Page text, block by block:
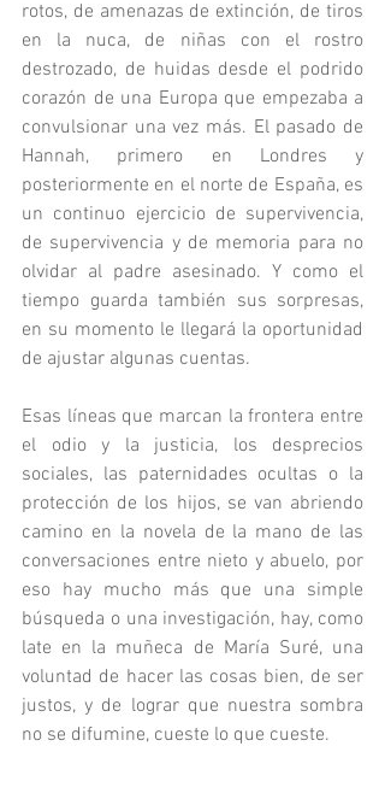
rotos, de amenazas de extinción, de tiros
en la nuca, de niñas con el rostro
destrozado, de huidas desde el podrido
corazón de una Europa que empezaba a
convulsionar una vez más. El pasado de
Hannah, primero en Londres y
posteriormente en el norte de España, es
un continuo ejercicio de supervivencia,
de supervivencia y de memoria para no
olvidar al padre asesinado. Y como el
tiempo guarda también sus sorpresas,
en su momento le llegará la oportunidad
de ajustar algunas cuentas.
Esas líneas que marcan la frontera entre
el odio y la justicia, los desprecios
sociales, las paternidades ocultas o la
protección de los hijos, se van abriendo
camino en la novela de la mano de las
conversaciones entre nieto y abuelo, por
eso hay mucho más que una simple
búsqueda o una investigación, hay, como
late en la muñeca de María Suré, una
voluntad de hacer las cosas bien, de ser
justos, y de lograr que nuestra sombra
no se difumine, cueste lo que cueste.